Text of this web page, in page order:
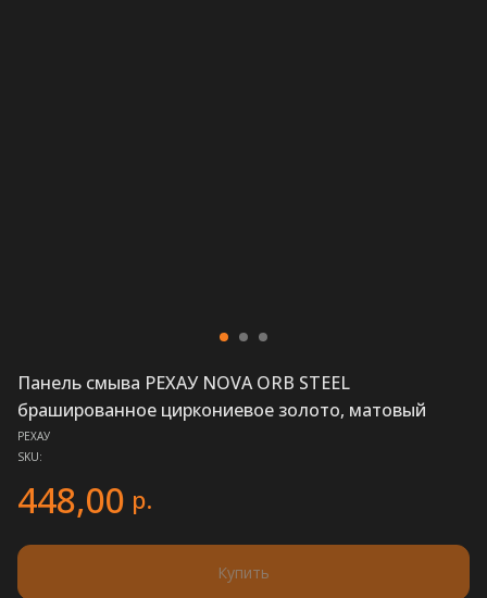
Панель смыва РЕХАУ NOVA ORB STEEL
брашированное циркониевое золото, матовый
РЕХАУ
SKU:
448,00 р.
Купить